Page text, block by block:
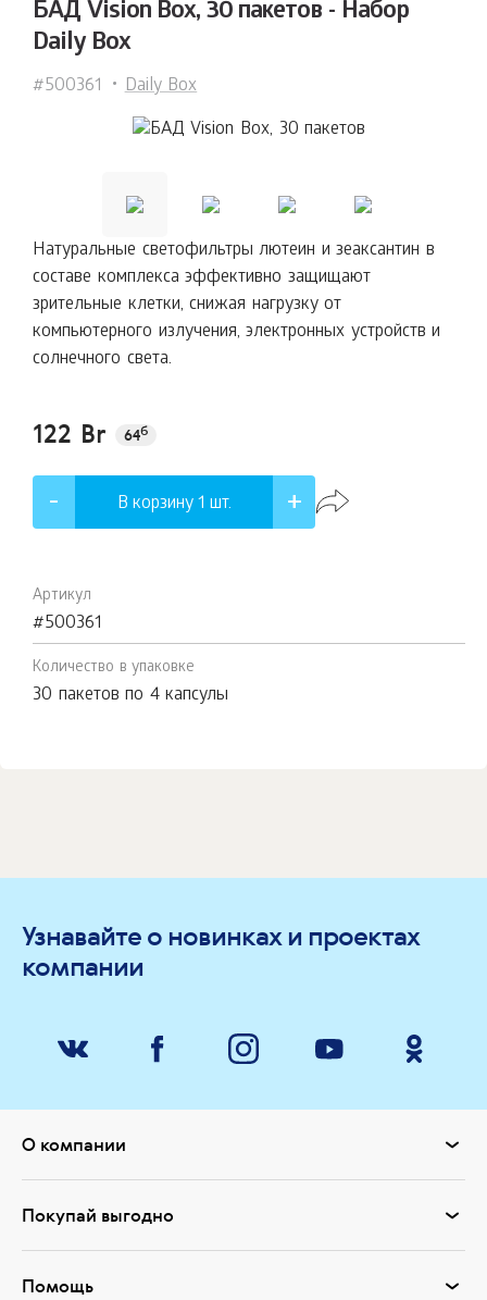
БАД Vision Box, 30 пакетов - Набор
Daily Box
#500361 Daily Box
Натуральные светофильтры лютеин и зеаксантин в
составе комплекса эффективно защищают
зрительные клетки, снижая нагрузку от
компьютерного излучения, электронных устройств и
солнечного света.
122 Br 64б
В корзину 1 шт.
Артикул
#500361
Количество в упаковке
30 пакетов по 4 капсулы
Узнавайте о новинках и проектах
компании
О компании
Покупай выгодно
Помощь